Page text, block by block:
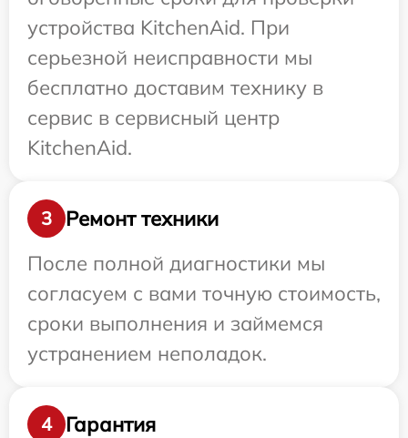
устройства KitchenAid. При
серьезной неисправности мы
бесплатно доставим технику в
сервис в сервисный центр
KitchenAid.
3
Ремонт техники
После полной диагностики мы
согласуем с вами точную стоимость,
сроки выполнения и займемся
устранением неполадок.
4
Гарантия